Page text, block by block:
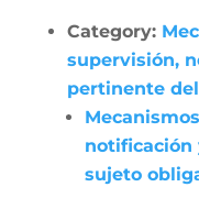
Category:
supervisión,
pertinente
notificación
sujeto